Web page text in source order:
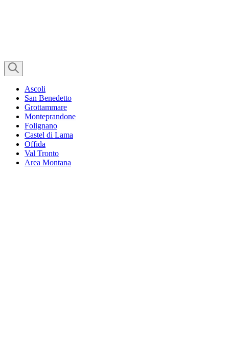
Ascoli
San Benedetto
Grottammare
Monteprandone
Folignano
Castel di Lama
Offida
Val Tronto
Area Montana